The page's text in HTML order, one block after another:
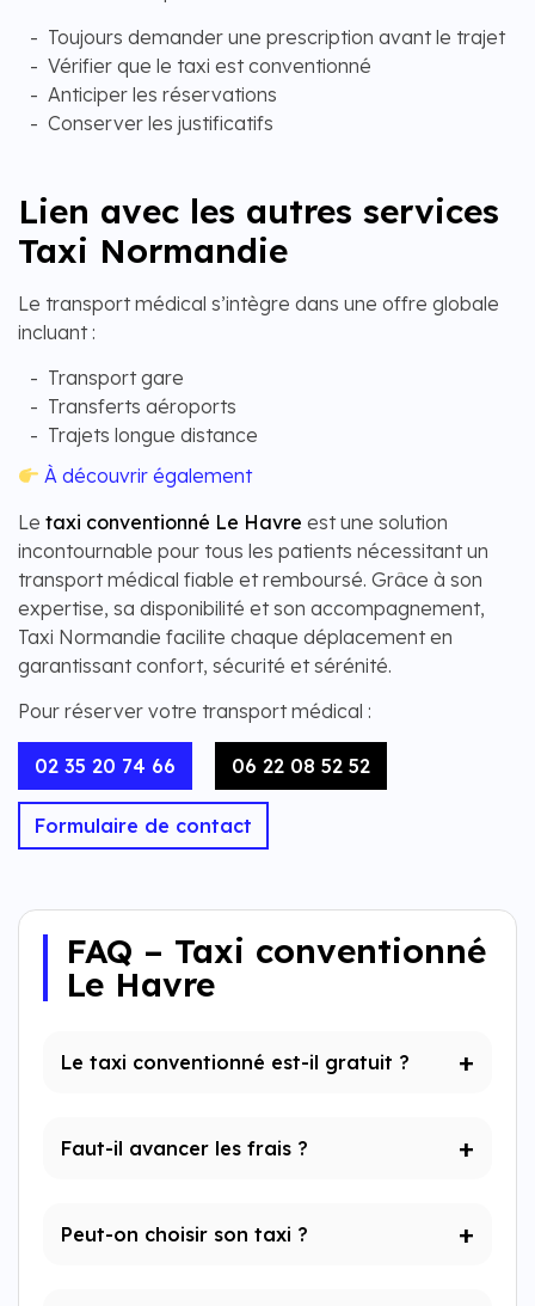
Toujours demander une prescription avant le trajet
Vérifier que le taxi est conventionné
Anticiper les réservations
Conserver les justificatifs
Lien avec les autres services
Taxi Normandie
Le transport médical s’intègre dans une offre globale
incluant :
Transport gare
Transferts aéroports
Trajets longue distance
À découvrir également
Le taxi conventionné Le Havre est une solution
incontournable pour tous les patients nécessitant un
transport médical fiable et remboursé. Grâce à son
expertise, sa disponibilité et son accompagnement,
Taxi Normandie facilite chaque déplacement en
garantissant confort, sécurité et sérénité.
Pour réserver votre transport médical :
02 35 20 74 66 06 22 08 52 52
Formulaire de contact
FAQ – Taxi conventionné
Le Havre
Le taxi conventionné est-il gratuit ?
selon votre situation.
Faut-il avancer les frais ?
Peut-on choisir son taxi ?